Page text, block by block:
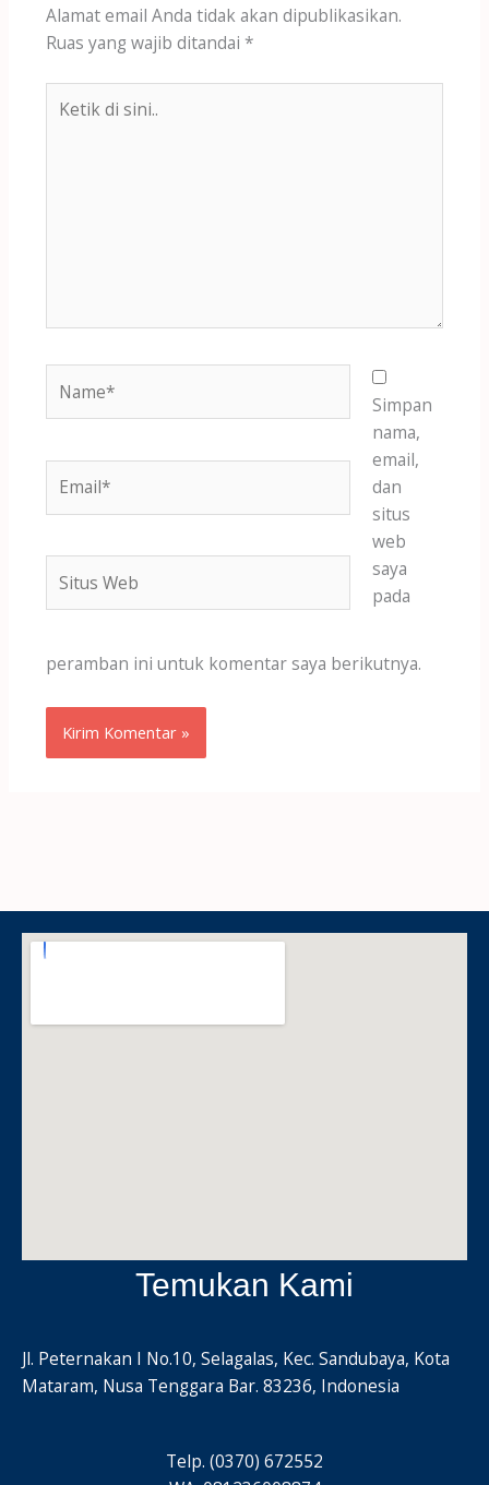
Alamat email Anda tidak akan dipublikasikan.
Ruas yang wajib ditandai *
Web
Simpan
nama,
email,
dan
situs
web
saya
pada
peramban ini untuk komentar saya berikutnya.
Temukan Kami
Jl. Peternakan I No.10, Selagalas, Kec. Sandubaya, Kota
Mataram, Nusa Tenggara Bar. 83236, Indonesia
Telp. (0370) 672552